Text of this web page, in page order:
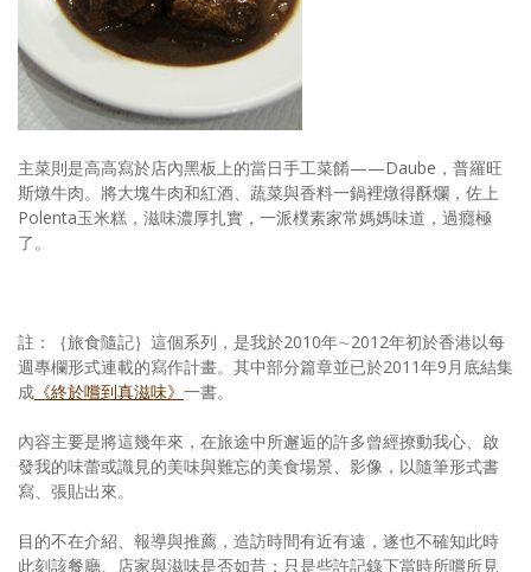
主菜則是高高寫於店內黑板上的當日手工菜餚——Daube，普羅旺
斯燉牛肉。將大塊牛肉和紅酒、蔬菜與香料一鍋裡燉得酥爛，佐上
Polenta玉米糕，滋味濃厚扎實，一派樸素家常媽媽味道，過癮極
了。
註：｛旅食隨記｝這個系列，是我於2010年∼2012年初於香港以每
週專欄形式連載的寫作計畫。其中部分篇章並已於2011年9月底結集
成 《終於嚐到真滋味》 一書。
內容主要是將這幾年來，在旅途中所邂逅的許多曾經撩動我心、啟
發我的味蕾或識見的美味與難忘的美食場景、影像，以隨筆形式書
寫、張貼出來。
目的不在介紹、報導與推薦，造訪時間有近有遠，遂也不確知此時
此刻該餐廳、店家與滋味是否如昔；只是些許記錄下當時所嚐所見